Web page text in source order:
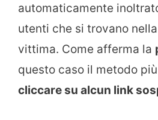
automaticamente
utenti che si trovano
vittima. Come afferma la
questo caso il metodo
cliccare su alcun link